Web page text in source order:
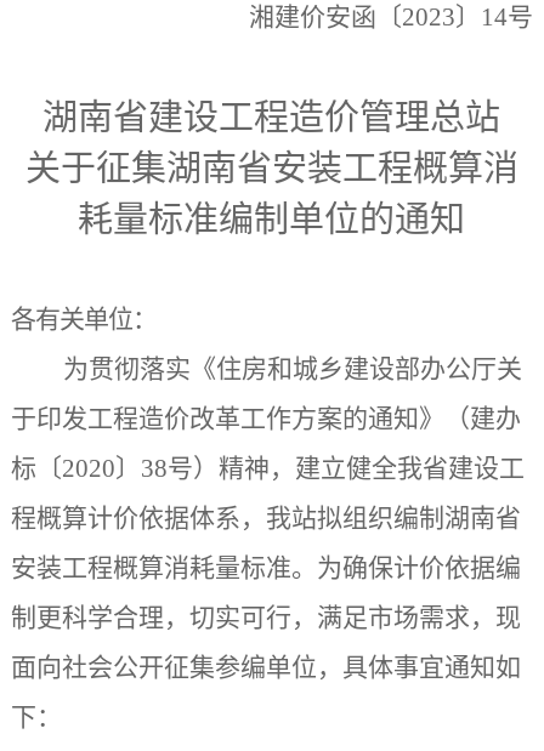
湘建价安函〔2023〕 14号
湖南省建设工程造价管理总站
关于征集湖南省安装工程概算消
耗量标准编制单位的通知
各有关单位：
为贯彻落实《住房和城乡建设部办公厅关
于印发工程造价改革工作方案的通知》（建办
标〔2020〕38号）精神，建立健全我省建设工
程概算计价依据体系，我站拟组织编制湖南省
安装工程概算消耗量标准。为确保计价依据编
制更科学合理，切实可行，满足市场需求，现
面向社会公开征集参编单位，具体事宜通知如
下：